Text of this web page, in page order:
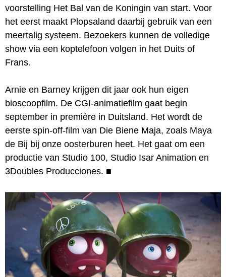
voorstelling Het Bal van de Koningin van start. Voor
het eerst maakt Plopsaland daarbij gebruik van een
meertalig systeem. Bezoekers kunnen de volledige
show via een koptelefoon volgen in het Duits of
Frans.
Arnie en Barney krijgen dit jaar ook hun eigen
bioscoopfilm. De CGI-animatiefilm gaat begin
september in première in Duitsland. Het wordt de
eerste spin-off-film van Die Biene Maja, zoals Maya
de Bij bij onze oosterburen heet. Het gaat om een
productie van Studio 100, Studio Isar Animation en
3Doubles Producciones. ■